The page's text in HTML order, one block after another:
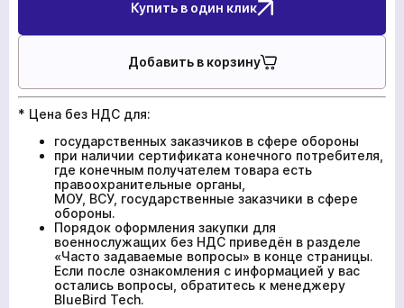
Купить в один клик
Добавить в корзину
* Цена без НДС для:
государственных заказчиков в сфере обороны
при наличии сертификата конечного потребителя,
где конечным получателем товара есть
правоохранительные органы,
МОУ, ВСУ, государственные заказчики в сфере
обороны.
Порядок оформления закупки для
военнослужащих без НДС приведён в разделе
«Часто задаваемые вопросы» в конце страницы.
Если после ознакомления с информацией у вас
остались вопросы, обратитесь к менеджеру
BlueBird Tech.